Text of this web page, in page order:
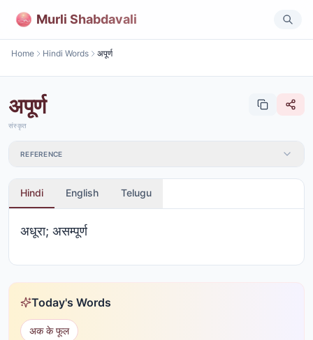
Murli Shabdavali
Home Hindi Words अपूर्ण
अपूर्ण
संस्कृत
REFERENCE
Hindi English Telugu
अधूरा; असम्पूर्ण
Today's Words
अक के फूल